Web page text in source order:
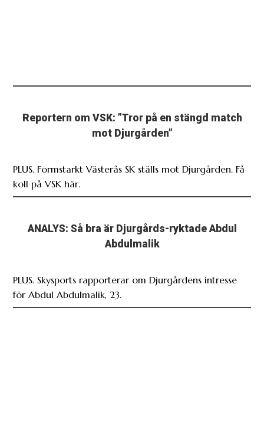
Reportern om VSK: ”Tror på en stängd match
mot Djurgården”
PLUS. Formstarkt Västerås SK ställs mot Djurgården. Få
koll på VSK här.
ANALYS: Så bra är Djurgårds-ryktade Abdul
Abdulmalik
PLUS. Skysports rapporterar om Djurgårdens intresse
för Abdul Abdulmalik, 23.